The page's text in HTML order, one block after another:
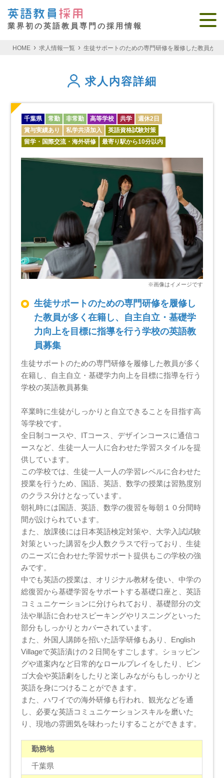
業界初の英語教員専門の採用情報
HOME 求人情報一覧 生徒サポートのための専門研修を履修した教員が
求人内容詳細
千葉県 常勤 非常勤 高等学校 共学
週休2日
賞与実績あり
私学共済加入
英語資格試験対策
留学・国際交流・海外研修
最寄り駅から10分以内
生徒サポートのための専門研修を履修し
た教員が多く在籍し、自主自立・基礎学
力向上を目標に指導を行う学校の英語教
員募集
生徒サポートのための専門研修を履修した教員が多く
在籍し、自主自立・基礎学力向上を目標に指導を行う
学校の英語教員募集
卒業時に生徒がしっかりと自立できることを目指す高
等学校です。
全日制コースや、ITコース、デザインコースに通信コ
ースなど、生徒一人一人に合わせた学習スタイルを提
供しています。
この学校では、生徒一人一人の学習レベルに合わせた
授業を行うため、国語、英語、数学の授業は習熟度別
のクラス分けとなっています。
朝礼時には国語、英語、数学の復習を毎朝１０分間時
間が設けられています。
また、放課後には日本英語検定対策や、大学入試試験
対策といった講習を少人数クラスで行っており、生徒
のニーズに合わせた学習サポート提供もこの学校の強
みです。
中でも英語の授業は、オリジナル教材を使い、中学の
総復習から基礎学習をサポートする基礎口座と、英語
コミュニケーションに分けられており、基礎部分の文
法や単語に合わせスピーキングやリスニングといった
部分もしっかりとカバーされています。
また、外国人講師を招いた語学研修もあり、English
Villageで英語漬けの２日間をすごします。ショッピン
グや道案内など日常的なロールプレイをしたり、ビン
ゴ大会や英語劇をしたりと楽しみながらもしっかりと
英語を身につけることができます。
また、ハワイでの海外研修も行われ、観光などを通
し、必要な英語コミュニケーションスキルを磨いた
り、現地の雰囲気を味わったりすることができます。
勤務地
千葉県